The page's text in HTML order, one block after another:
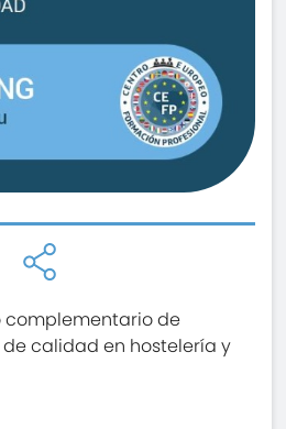
complementario de
calidad en hostelería y